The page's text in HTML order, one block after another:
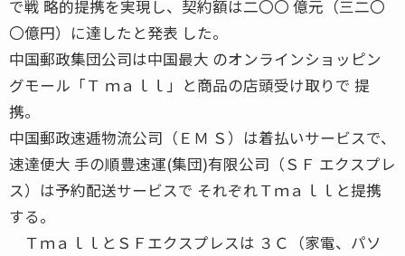
で戦 略的提携を実現し、契約額は二〇〇 億元（三二〇
〇億円）に達したと発表 した。
中国郵政集団公司は中国最大 のオンラインショッピン
グモール「Ｔ ｍａｌｌ」と商品の店頭受け取りで 提
携。
中国郵政速逓物流公司（ＥＭ Ｓ）は着払いサービスで、
速達便大 手の順豊速運(集団)有限公司（ＳＦ エクスプレ
ス）は予約配送サービスで それぞれＴｍａｌｌと提携
する。
ＴｍａｌｌとＳＦエクスプレスは ３Ｃ（家電、パソ